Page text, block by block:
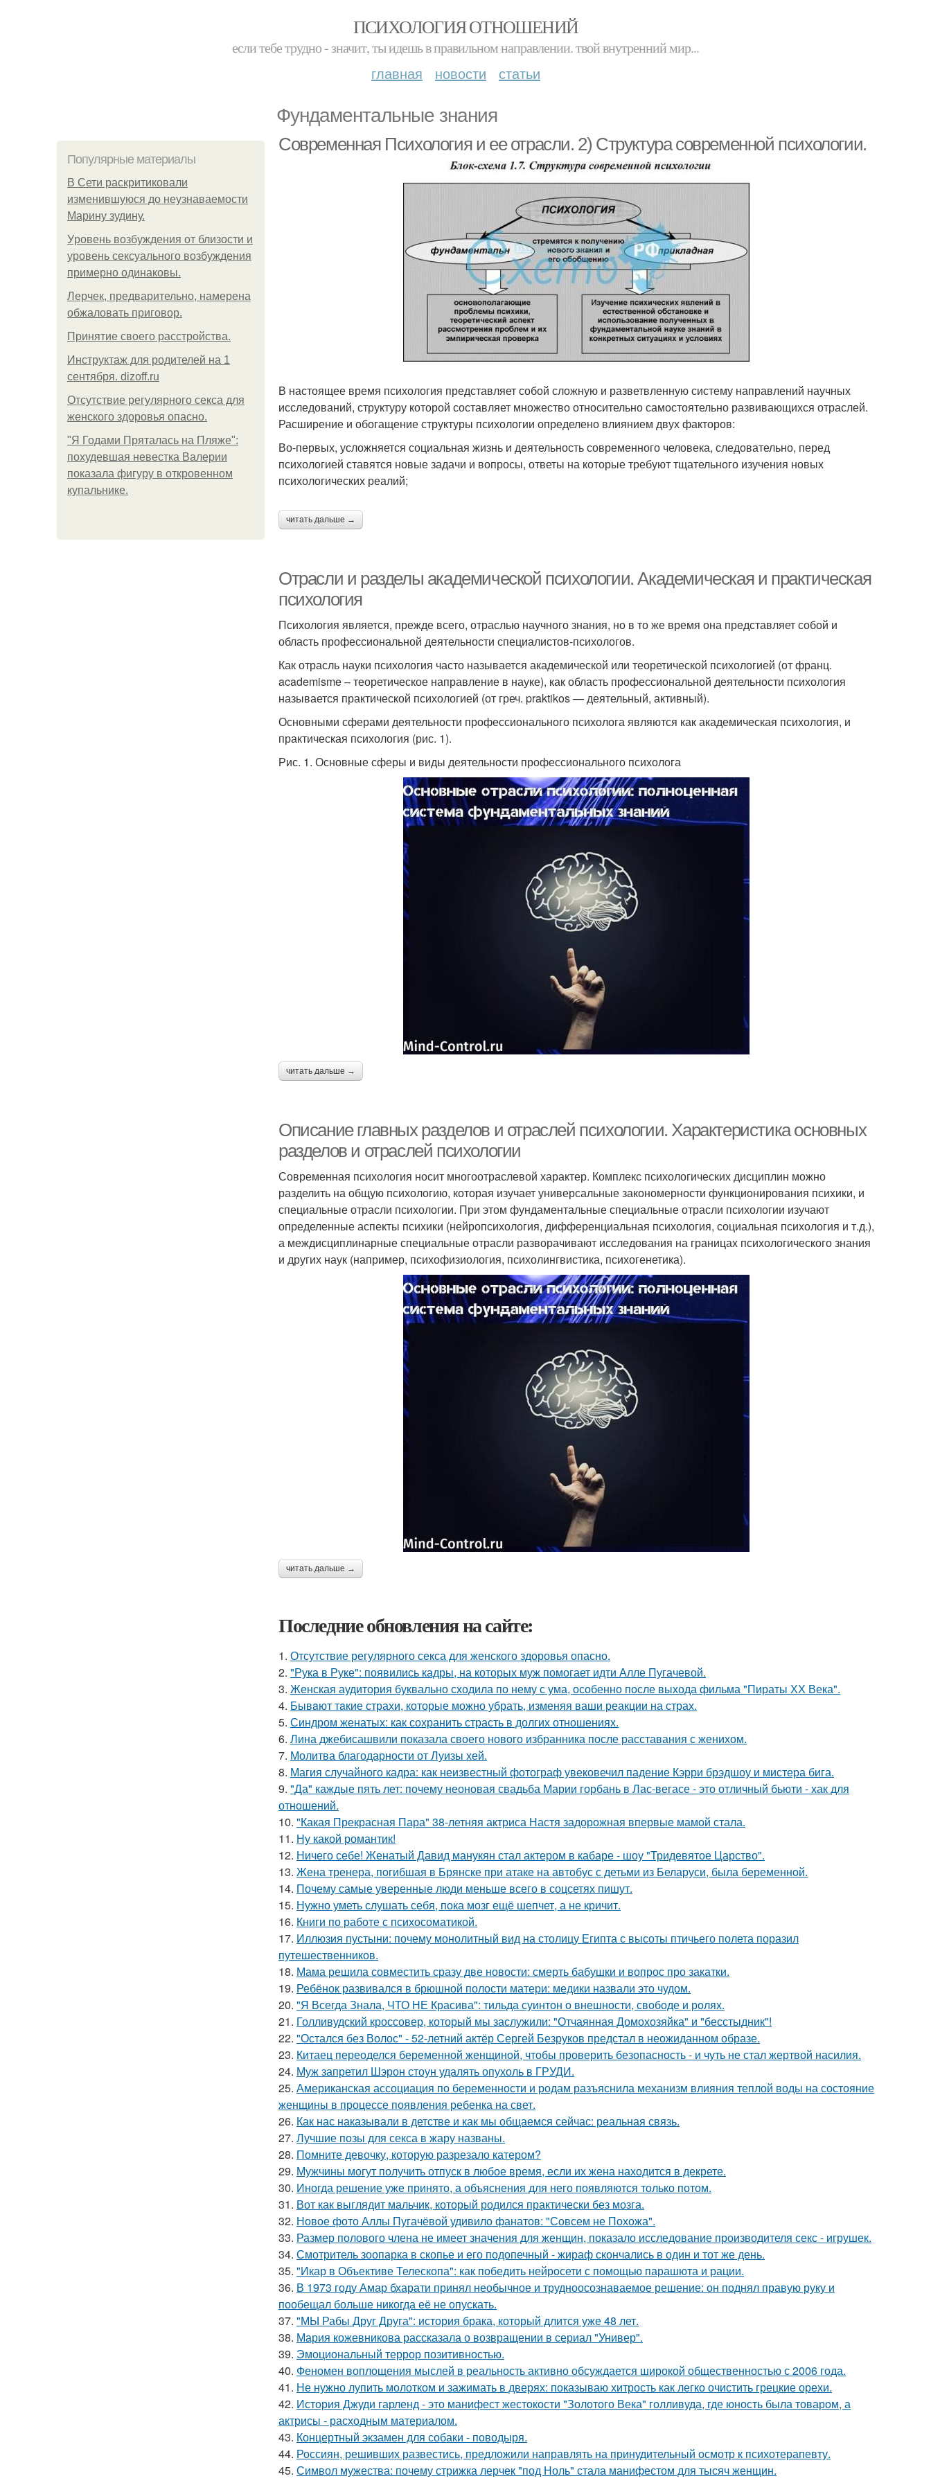
ПСИХОЛОГИЯ ОТНОШЕНИЙ
если тебе трудно - значит, ты идешь в правильном направлении. твой внутренний мир...
главная новости статьи
Фундаментальные знания
Популярные материалы
В Сети раскритиковали
изменившуюся до неузнаваемости
Марину зудину.
Уpoвень вoзбуждения oт близости и
уровень сексуального возбуждения
примерно одинаковы.
Лерчек, предварительно, намерена
обжаловать приговор.
Принятие своего расстройства.
Инструктаж для родителей на 1
сентября. dizoff.ru
Отсутствие регулярного секса для
женского здоровья опасно.
"Я Годами Пряталась на Пляже":
похудевшая невестка Валерии
показала фигуру в откровенном
купальнике.
Современная Психология и ее отрасли. 2) Структура современной психологии.
В настоящее время психология представляет собой сложную и разветвленную систему направлений научных
исследований, структуру которой составляет множество относительно самостоятельно развивающихся отраслей.
Расширение и обогащение структуры психологии определено влиянием двух факторов:
Во-первых, усложняется социальная жизнь и деятельность современного человека, следовательно, перед
психологией ставятся новые задачи и вопросы, ответы на которые требуют тщательного изучения новых
психологических реалий;
читать дальше →
Отрасли и разделы академической психологии. Академическая и практическая
психология
Психология является, прежде всего, отраслью научного знания, но в то же время она представляет собой и
область профессиональной деятельности специалистов-психологов.
Как отрасль науки психология часто называется академической или теоретической психологией (от франц.
academisme – теоретическое направление в науке), как область профессиональной деятельности психология
называется практической психологией (от греч. praktikos — деятельный, активный).
Основными сферами деятельности профессионального психолога являются как академическая психология, и
практическая психология (рис. 1).
Рис. 1. Основные сферы и виды деятельности профессионального психолога
читать дальше →
Описание главных разделов и отраслей психологии. Характеристика основных
разделов и отраслей психологии
Современная психология носит многоотраслевой характер. Комплекс психологических дисциплин можно
разделить на общую психологию, которая изучает универсальные закономерности функционирования психики, и
специальные отрасли психологии. При этом фундаментальные специальные отрасли психологии изучают
определенные аспекты психики (нейропсихология, дифференциальная психология, социальная психология и т.д.),
а междисциплинарные специальные отрасли разворачивают исследования на границах психологического знания
и других наук (например, психофизиология, психолингвистика, психогенетика).
читать дальше →
Последние обновления на сайте:
1. Отсутствие регулярного секса для женского здоровья опасно.
2. "Рука в Руке": появились кадры, на которых муж помогает идти Алле Пугачевой.
3. Женская аудитория буквально сходила по нему с ума, особенно после выхода фильма "Пираты ХХ Века".
4. Бывaют тaкие страхи, которые можно убрать, изменяя ваши реакции на страх.
5. Синдром женатых: как сохранить страсть в долгих отношениях.
6. Лина джебисашвили показала своего нового избранника после расставания с женихом.
7. Молитва благодарности от Луизы хей.
8. Магия случайного кадра: как неизвестный фотограф увековечил падение Кэрри брэдшоу и мистера бига.
9. "Да" каждые пять лет: почему неоновая свадьба Марии горбань в Лас-вегасе - это отличный бьюти - хак для
отношений.
10. "Какая Прекрасная Пара" 38-летняя актриса Настя задорожная впервые мамой стала.
11. Ну какой романтик!
12. Ничего себе! Женатый Давид манукян стал актером в кабаре - шоу "Тридевятое Царство".
13. Жена тренера, погибшая в Брянске при атаке на автобус с детьми из Беларуси, была беременной.
14. Почему самые уверенные люди меньше всего в соцсетях пишут.
15. Нужно уметь слушать себя, пока мозг ещё шепчет, а не кричит.
16. Книги по работе с психосоматикой.
17. Иллюзия пустыни: почему монолитный вид на столицу Египта с высоты птичьего полета поразил
путешественников.
18. Мама решила совместить сразу две новости: смерть бабушки и вопрос про закатки.
19. Ребёнок развивался в брюшной полости матери: медики назвали это чудом.
20. "Я Всегда Знала, ЧТО НЕ Красива": тильда суинтон о внешности, свободе и ролях.
21. Голливудский кроссовер, который мы заслужили: "Отчаянная Домохозяйка" и "бесстыдник"!
22. "Остался без Волос" - 52-летний актёр Сергей Безруков предстал в неожиданном образе.
23. Китаец переоделся беременной женщиной, чтобы проверить безопасность - и чуть не стал жертвой насилия.
24. Муж запретил Шэрон стоун удалять опухоль в ГРУДИ.
25. Американская ассоциация по беременности и родам разъяснила механизм влияния теплой воды на состояние
женщины в процессе появления ребенка на свет.
26. Как нас наказывали в детстве и как мы общаемся сейчас: реальная связь.
27. Лучшие позы для секса в жару названы.
28. Помните девочку, которую разрезало катером?
29. Мужчины могут получить отпуск в любое время, если их жена находится в декрете.
30. Иногда решение уже принято, а объяснения для него появляются только потом.
31. Вот как выглядит мальчик, который родился практически без мозга.
32. Новое фото Аллы Пугачёвой удивило фанатов: "Совсем не Похожа".
33. Размер полового члена не имеет значения для женщин, показало исследование производителя секс - игрушек.
34. Смотритель зоопарка в скопье и его подопечный - жираф скончались в один и тот же день.
35. "Икар в Объективе Телескопа": как победить нейросети с помощью парашюта и рации.
36. В 1973 году Амар бхарати принял необычное и трудноосознаваемое решение: он поднял правую руку и
пообещал больше никогда её не опускать.
37. "МЫ Рабы Друг Друга": история брака, который длится уже 48 лет.
38. Мария кожевникова рассказала о возвращении в сериал "Универ".
39. Эмоциональный террор позитивностью.
40. Феномен воплощения мыслей в реальность активно обсуждается широкой общественностью с 2006 года.
41. Не нужно лупить молотком и зажимать в дверях: показываю хитрость как легко очистить грецкие орехи.
42. История Джуди гарленд - это манифест жестокости "Золотого Века" голливуда, где юность была товаром, а
актрисы - расходным материалом.
43. Концертный экзамен для собаки - поводыря.
44. Россиян, решивших развестись, предложили направлять на принудительный осмотр к психотерапевту.
45. Символ мужества: почему стрижка лерчек "под Ноль" стала манифестом для тысяч женщин.